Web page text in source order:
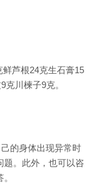
芦根24克生石膏15
川楝子9克。
的身体出现异常时
题。此外，也可以咨